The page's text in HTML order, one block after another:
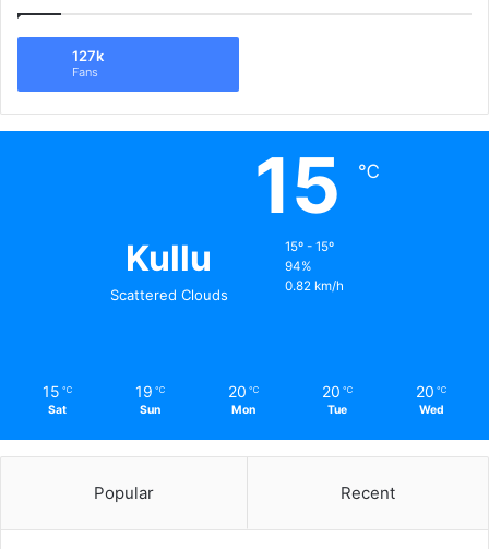
127k
Fans
Kullu
Scattered Clouds
15 ℃
15º - 15º
94%
0.82 km/h
15 ℃
Sat
19 ℃
Sun
20 ℃
Mon
20 ℃
Tue
20 ℃
Wed
Popular Recent